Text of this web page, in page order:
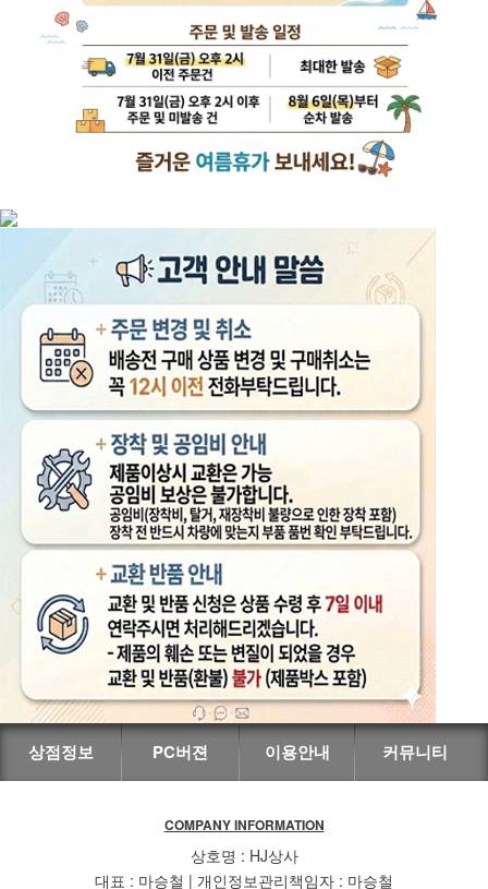
상점정보 PC버젼 이용안내 커뮤니티
COMPANY INFORMATION
상호명 : HJ상사
대표 : 마승철 | 개인정보관리책임자 : 마승철